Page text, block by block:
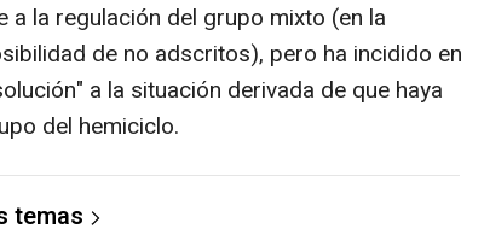
la regulación del grupo mixto (en la
de no adscritos), pero ha incidido en
a la situación derivada de que haya
del hemiciclo.
temas